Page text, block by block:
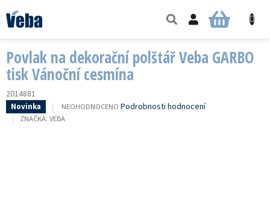
na
obsah
NÁKUPNÍ
Povlak na dekorační polštář Veba GARBO
tisk Vánoční cesmína
2014881
Novinka
PRŮMĚRNÉ
HODNOCENÍ
NEOHODNOCENO Podrobnosti hodnocení
ZNAČKA: VEBA